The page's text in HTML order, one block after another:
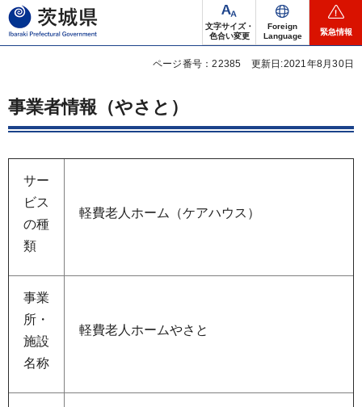
茨城県
文字サイズ・
色合い変更
Foreign
Language
緊急情報
ページ番号：22385 更新日:2021年8月30日
事業者情報（やさと）
サー
ビス
の種
類
軽費老人ホーム（ケアハウス）
事業
所・
施設
名称
軽費老人ホームやさと